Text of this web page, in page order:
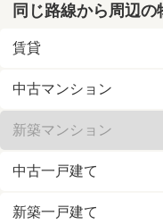
同じ路線から周辺
賃貸
中古マンション
新築マンション
中古一戸建て
新築一戸建て